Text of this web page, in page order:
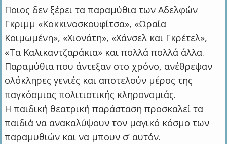
Ποιος δεν ξέρει τα παραμύθια των Αδελφών
Γκριμμ «Κοκκινοσκουφίτσα», «Ωραία
Κοιμωμένη», «Χιονάτη», «Χάνσελ και Γκρέτελ»,
«Τα Καλικαντζαράκια» και πολλά πολλά άλλα.
Παραμύθια που άντεξαν στο χρόνο, ανέθρεψαν
ολόκληρες γενιές και αποτελούν μέρος της
παγκόσμιας πολιτιστικής κληρονομιάς.
Η παιδική θεατρική παράσταση προσκαλεί τα
παιδιά να ανακαλύψουν τον μαγικό κόσμο των
παραμυθιών και να μπουν σ’ αυτόν.